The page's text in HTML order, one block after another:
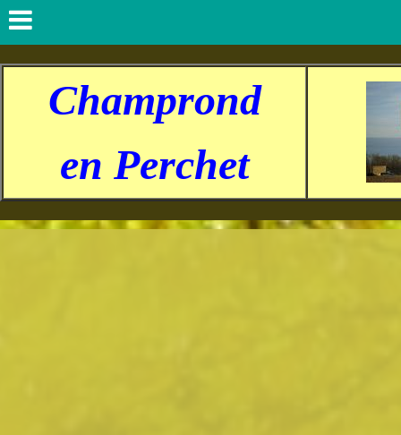
Champrond
en Perchet